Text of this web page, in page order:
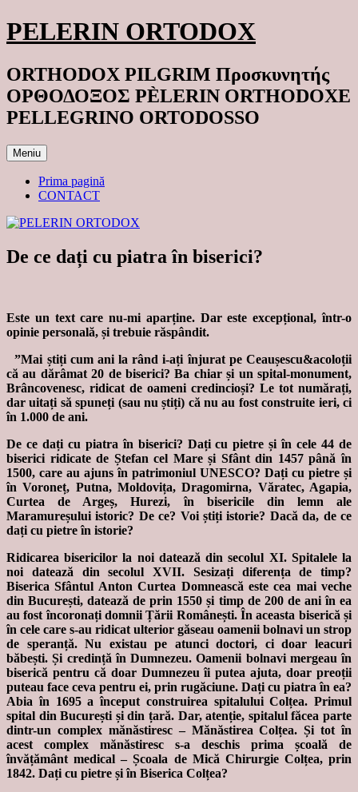
Sari
la
PELERIN ORTODOX
ORTHODOX PILGRIM Προσκυνητής
ΟΡΘΟΔΟΞΟΣ PÈLERIN ORTHODOXE
PELLEGRINO ORTODOSSO
Meniu
Prima pagină
CONTACT
De ce dați cu piatra în biserici?
Este un text care nu-mi aparține. Dar este excepțional, într-o
opinie personală, și trebuie răspândit.
”Mai știți cum ani la rând i-ați înjurat pe Ceaușescu&acoloții
că au dărâmat 20 de biserici? Ba chiar și un spital-monument,
Brâncovenesc, ridicat de oameni credincioși? Le tot numărați,
dar uitați să spuneți (sau nu știți) că nu au fost construite ieri, ci
în 1.000 de ani.
De ce dați cu piatra în biserici? Dați cu pietre și în cele 44 de
biserici ridicate de Ștefan cel Mare și Sfânt din 1457 până în
1500, care au ajuns în patrimoniul UNESCO? Dați cu pietre și
în Voroneț, Putna, Moldovița, Dragomirna, Văratec, Agapia,
Curtea de Argeș, Hurezi, în bisericile din lemn ale
Maramureșului istoric? De ce? Voi știți istorie? Dacă da, de ce
dați cu pietre în istorie?
Ridicarea bisericilor la noi datează din secolul XI. Spitalele la
noi datează din secolul XVII. Sesizați diferența de timp?
Biserica Sfântul Anton Curtea Domnească este cea mai veche
din București, datează de prin 1550 și timp de 200 de ani în ea
au fost încoronați domnii Țării Românești. În aceasta biserică și
în cele care s-au ridicat ulterior găseau oamenii bolnavi un strop
de speranță. Nu existau pe atunci doctori, ci doar leacuri
băbești. Și credință în Dumnezeu. Oamenii bolnavi mergeau în
biserică pentru că doar Dumnezeu îi putea ajuta, doar preoții
puteau face ceva pentru ei, prin rugăciune. Dați cu piatra în ea?
Abia în 1695 a început construirea spitalului Colțea. Primul
spital din București și din țară. Dar, atenție, spitalul făcea parte
dintr-un complex mănăstiresc – Mănăstirea Colțea. Și tot în
acest complex mănăstiresc s-a deschis prima școală de
învățământ medical – Școala de Mică Chirurgie Colțea, prin
1842. Dați cu pietre și în Biserica Colțea?